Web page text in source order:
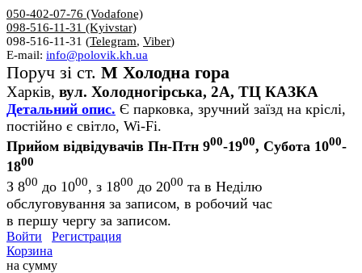
050-402-07-76 (Vodafone)
098-516-11-31 (Kyivstar)
098-516-11-31 (Telegram, Viber)
E-mail: info@polovik.kh.ua
Поруч зі ст. М Холодна гора
Харків, вул. Холодногірська, 2А, ТЦ КАЗКА
Детальний опис. Є парковка, зручний заїзд на кріслі,
постійно є світло, Wi-Fi.
Прийом відвідувачів Пн-Птн 900-1900, Субота 1000-
1800
З 800 до 1000, з 1800 до 2000 та в Неділю
обслуговування за записом, в робочий час
в першу чергу за записом.
Войти
Регистрация
Корзина
на сумму